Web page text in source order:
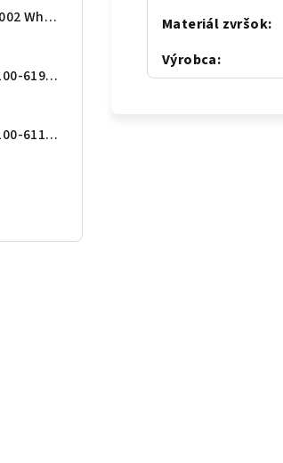
Dámske šľapky Dr.Orto 157D002 White
Detské plátenky D.D.Step C100-61963D Baby pink
Detské plátenky D.D.Step C100-61143A Cream
Materiál zvršok:
Výrobca: